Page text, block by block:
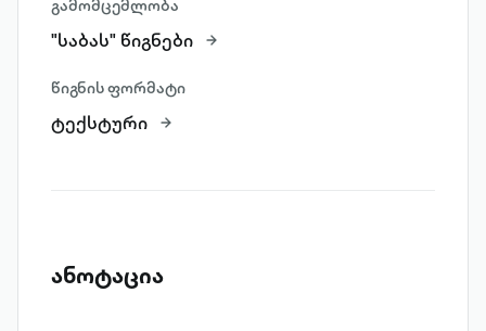
გამომცემლობა
"საბას" წიგნები
წიგნის ფორმატი
ტექსტური
ანოტაცია